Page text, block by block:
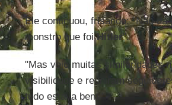
Ele continuou, frisando: "Não
monstro que foiHitler".
"Mas vejo muitas similaridades
visibilidade e reuniram
tudo estava bem."